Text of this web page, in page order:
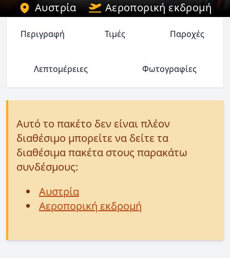
Αυστρία Αεροπορική εκδρομή
Περιγραφή Τιμές Παροχές
Λεπτομέρειες Φωτογραφίες
Αυτό το πακέτο δεν είναι πλέον
διαθέσιμο μπορείτε να δείτε τα
διαθέσιμα πακέτα στους παρακάτω
συνδέσμους:
Αυστρία
Αεροπορική εκδρομή